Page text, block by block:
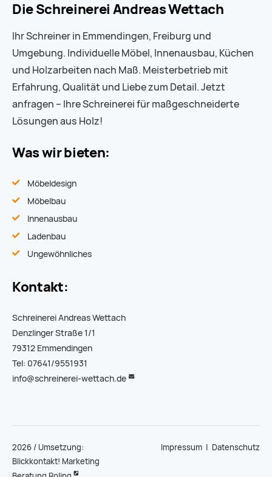
Die Schreinerei Andreas Wettach
Ihr Schreiner in Emmendingen, Freiburg und
Umgebung. Individuelle Möbel, Innenausbau, Küchen
und Holzarbeiten nach Maß. Meisterbetrieb mit
Erfahrung, Qualität und Liebe zum Detail. Jetzt
anfragen – Ihre Schreinerei für maßgeschneiderte
Lösungen aus Holz!
Was wir bieten:
Möbeldesign
Möbelbau
Innenausbau
Ladenbau
Ungewöhnliches
Kontakt:
Schreinerei Andreas Wettach
Denzlinger Straße 1/1
79312 Emmendingen
Tel: 07641/9551931
info@schreinerei-wettach.de
2026 / Umsetzung:
Blickkontakt! Marketing
Impressum | Datenschutz